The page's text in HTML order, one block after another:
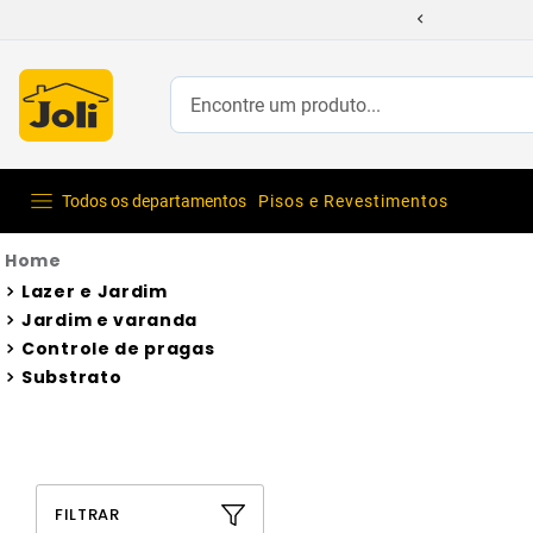
Encontre um produto...
Todos os departamentos Pisos e Revestimentos
Lazer e Jardim
Jardim e varanda
Controle de pragas
Substrato
FILTRAR